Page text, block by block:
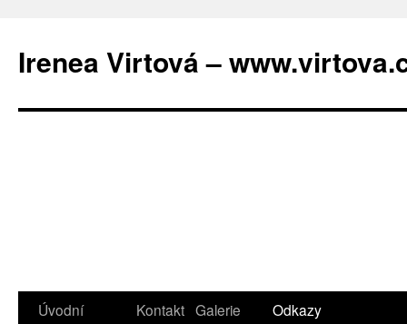
Irenea Virtová –
Přejít
Úvodní
Kontakt Galerie
Odkazy